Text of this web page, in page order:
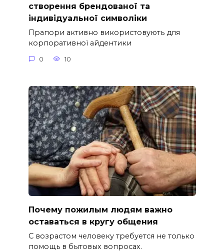
створення брендованої та
індивідуальної символіки
Прапори активно використовують для
корпоративної айдентики
0 10
Почему пожилым людям важно
оставаться в кругу общения
С возрастом человеку требуется не только
помощь в бытовых вопросах.